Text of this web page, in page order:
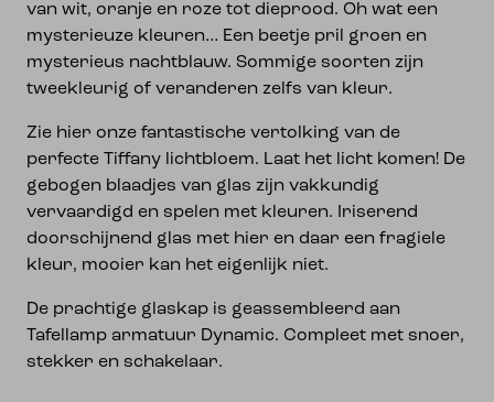
van wit, oranje en roze tot dieprood. Oh wat een
mysterieuze kleuren… Een beetje pril groen en
mysterieus nachtblauw. Sommige soorten zijn
tweekleurig of veranderen zelfs van kleur.
Zie hier onze fantastische vertolking van de
perfecte Tiffany lichtbloem. Laat het licht komen! De
gebogen blaadjes van glas zijn vakkundig
vervaardigd en spelen met kleuren. Iriserend
doorschijnend glas met hier en daar een fragiele
kleur, mooier kan het eigenlijk niet.
De prachtige glaskap is geassembleerd aan
Tafellamp armatuur Dynamic. Compleet met snoer,
stekker en schakelaar.